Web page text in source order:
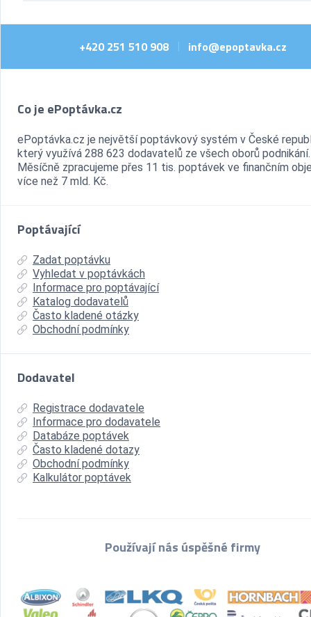
+420 251 510 908 info@epoptavka.cz
Co je ePoptávka.cz
ePoptávka.cz je největší poptávkový systém v České
který využívá 288 623 dodavatelů ze všech oborů podnikání.
Měsíčně zpracujeme přes 11 tis. poptávek ve finančním
více než 7 mld. Kč.
Poptávající
Zadat poptávku
Vyhledat v poptávkách
Informace pro poptávající
Katalog dodavatelů
Často kladené otázky
Obchodní podmínky
Dodavatel
Registrace dodavatele
Informace pro dodavatele
Databáze poptávek
Často kladené dotazy
Obchodní podmínky
Kalkulátor poptávek
Používají nás úspěšné firmy